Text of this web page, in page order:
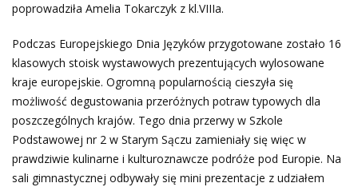
poprowadziła Amelia Tokarczyk z kl.VIIIa.
Podczas Europejskiego Dnia Języków przygotowane zostało 16
klasowych stoisk wystawowych prezentujących wylosowane
kraje europejskie. Ogromną popularnością cieszyła się
możliwość degustowania przeróżnych potraw typowych dla
poszczególnych krajów. Tego dnia przerwy w Szkole
Podstawowej nr 2 w Starym Sączu zamieniały się więc w
prawdziwie kulinarne i kulturoznawcze podróże pod Europie. Na
sali gimnastycznej odbywały się mini prezentacje z udziałem